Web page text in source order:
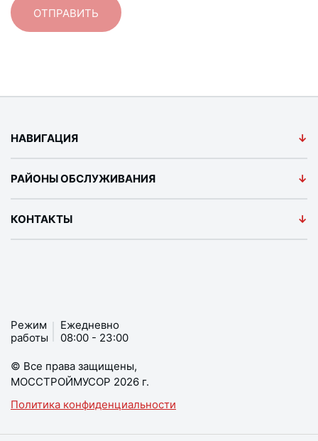
Режим
работы
Ежедневно
08:00 - 23:00
© Все права защищены,
МОССТРОЙМУСОР 2026 г.
Политика конфиденциальности
НАВИГАЦИЯ
РАЙОНЫ ОБСЛУЖИВАНИЯ
КОНТАКТЫ